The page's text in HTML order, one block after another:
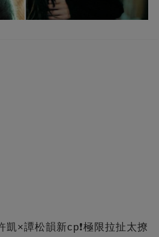
凱×譚松韻新cp❗️極限拉扯太撩